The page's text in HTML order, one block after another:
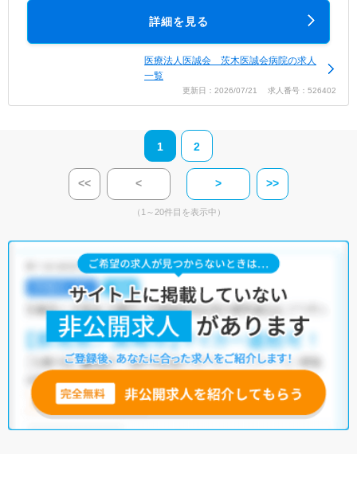
詳細を見る
医療法人医誠会 茨木医誠会病院の求人
一覧
更新日：2026/07/21 求人番号：526402
1 2
<< < > >>
（1～20件目を表示中）